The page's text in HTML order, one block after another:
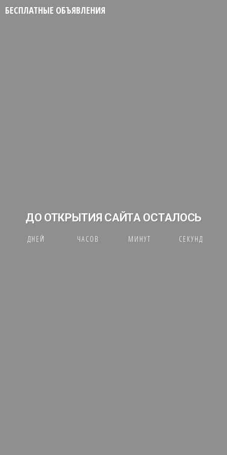
БЕСПЛАТНЫЕ ОБЪЯВЛЕНИЯ
ДО ОТКРЫТИЯ САЙТА ОСТАЛОСЬ
ДНЕЙ ЧАСОВ МИНУТ СЕКУНД